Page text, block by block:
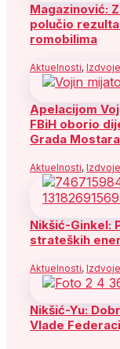
Magazinović:
polučio
romobilima
Aktuelnosti,
Apelacijom
FBiH oborio
Grada Mostara
Aktuelnosti,
Nikšić-Ginkel:
strateških
Aktuelnosti,
Nikšić-Yu:
Vlade